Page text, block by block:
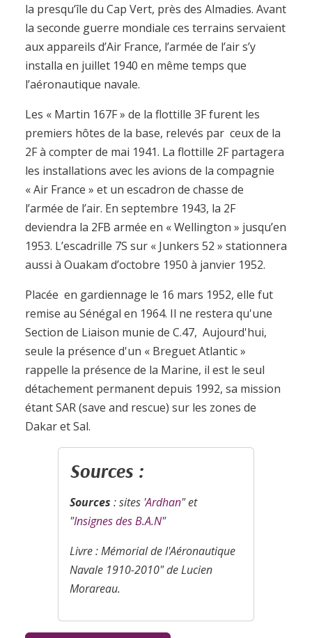
la presqu’île du Cap Vert, près des Almadies. Avant
la seconde guerre mondiale ces terrains servaient
aux appareils d’Air France, l’armée de l’air s’y
installa en juillet 1940 en même temps que
l’aéronautique navale.
Les « Martin 167F » de la flottille 3F furent les
premiers hôtes de la base, relevés par ceux de la
2F à compter de mai 1941. La flottille 2F partagera
les installations avec les avions de la compagnie
« Air France » et un escadron de chasse de
l’armée de l’air. En septembre 1943, la 2F
deviendra la 2FB armée en « Wellington » jusqu’en
1953. L’escadrille 7S sur « Junkers 52 » stationnera
aussi à Ouakam d’octobre 1950 à janvier 1952.
Placée en gardiennage le 16 mars 1952, elle fut
remise au Sénégal en 1964. Il ne restera qu'une
Section de Liaison munie de C.47, Aujourd'hui,
seule la présence d'un « Breguet Atlantic »
rappelle la présence de la Marine, il est le seul
détachement permanent depuis 1992, sa mission
étant SAR (save and rescue) sur les zones de
Dakar et Sal.
Sources :
Sources : sites 'Ardhan" et
"Insignes des B.A.N"
Livre : Mémorial de l'Aéronautique
Navale 1910-2010" de Lucien
Morareau.